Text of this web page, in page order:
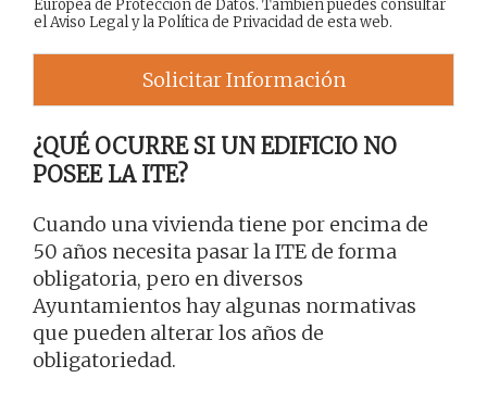
Europea de Protección de Datos. También puedes consultar
elAviso Legaly laPolítica de Privacidadde esta web.
Solicitar Información
¿QUÉ OCURRE SI UN EDIFICIO NO
POSEE LA ITE?
Cuando una vivienda tiene por encima de
50 años necesita pasar la ITE de forma
obligatoria, pero en diversos
Ayuntamientos hay algunas normativas
que pueden alterar los años de
obligatoriedad.